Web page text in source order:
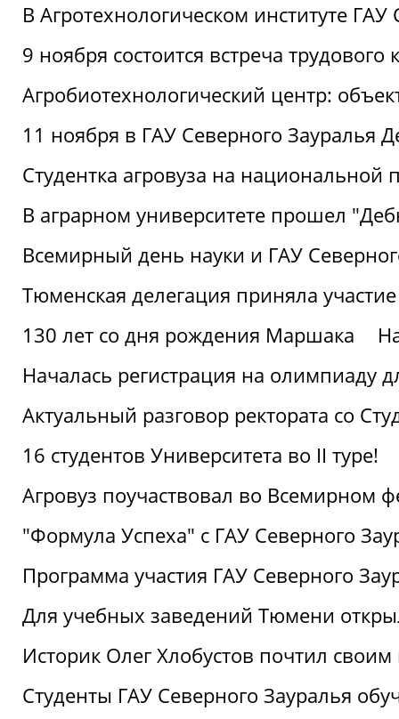
В Агротехнологическом институте
9 ноября состоится встреча трудового
Агробиотехнологический центр:
11 ноября в ГАУ Северного Зауралья
Студентка агровуза на национальной
В аграрном университете прошел
Всемирный день науки и ГАУ
Тюменская делегация приняла
130 лет со дня рождения Маршака
Началась регистрация на олимпиаду
Актуальный разговор ректората со
16 студентов Университета во II туре!
Агровуз поучаствовал во Всемирном
"Формула Успеха" с ГАУ Северного
Программа участия ГАУ Северного
Для учебных заведений Тюмени
Историк Олег Хлобустов почтил
Студенты ГАУ Северного Зауралья